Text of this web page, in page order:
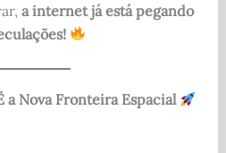
a internet já está pegando
a Nova Fronteira Espacial